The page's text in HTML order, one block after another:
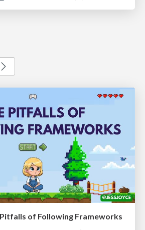
Pitfalls of Following Frameworks